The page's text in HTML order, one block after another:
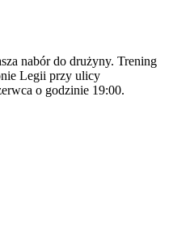
nabór do drużyny. Trening
Legii przy ulicy
o godzinie 19:00.